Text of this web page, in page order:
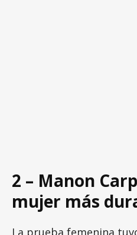
2 – Manon
mujer más